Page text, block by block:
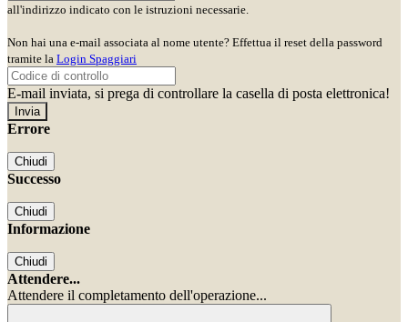
all'indirizzo indicato con le istruzioni necessarie.
Non hai una e-mail associata al nome utente? Effettua il reset della password
tramite la Login Spaggiari
E-mail inviata, si prega di controllare la casella di posta elettronica!
Errore
Chiudi
Successo
Chiudi
Informazione
Chiudi
Attendere...
Attendere il completamento dell'operazione...